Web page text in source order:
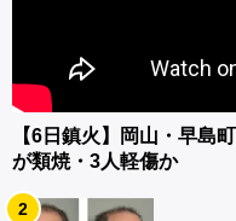
【6日鎮火】岡山・早
が類焼・3人軽傷か
2